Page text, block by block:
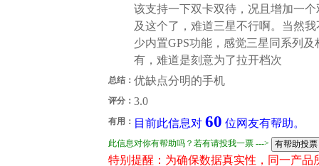
该支持一下双卡双待，况且增加一
及这个了，难道三星不行啊。当然
少内置GPS功能，感觉三星同系列
有，难道是刻意为了拉开档次
总结： 优缺点分明的手机
评分： 3.0
有用： 目前此信息对 60 位网友有帮助。
此信息对你有帮助吗？若有请投我一票 --->
特别提醒：为确保数据真实性，同一产